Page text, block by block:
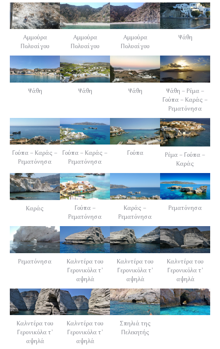
Αμμούρα
Πολυαίγου
Αμμούρα
Πολυαίγου
Αμμούρα
Πολυαίγου
Ψάθη
Ψάθη Ψάθη Ψάθη
Ψάθη – Ρέμα –
Γούπα – Καράς –
Ρεματόνησα
Γούπα – Καράς –
Ρεματόνησα
Γούπα – Καράς –
Ρεματόνησα
Γούπα
Ρέμα – Γούπα –
Καράς
Καράς
Γούπα –
Ρεματόνησα
Καράς –
Ρεματόνησα
Ρεματόνησα
Ρεματόνησα
Καλντέρα του
Γερονικόλα τ’
αψηλά
Καλντέρα του
Γερονικόλα τ’
αψηλά
Καλντέρα του
Γερονικόλα τ’
αψηλά
Καλντέρα του
Γερονικόλα τ’
αψηλά
Καλντέρα του
Γερονικόλα τ’
αψηλά
Σπηλιά της
Πελεκητής